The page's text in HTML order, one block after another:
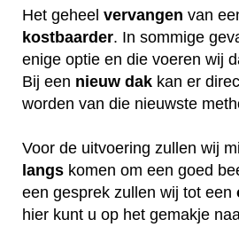
Het geheel vervangen van
kostbaarder. In sommige
enige optie en die voeren wij
Bij een nieuw dak kan er
worden van die nieuwste
Voor de uitvoering zullen wij
langs komen om een goed
een gesprek zullen wij tot een
hier kunt u op het gemakje